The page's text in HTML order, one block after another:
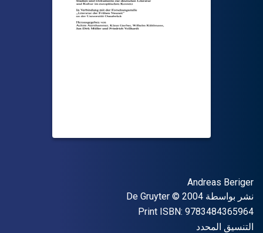
المؤلف (المؤلفون)
Andreas Beriger
الناشر
نشر بواسطة De Gruyter
حقوق الطبع والنشر © 2004
Print ISBN: 9783484365964
شكل
التنسيق المحدد